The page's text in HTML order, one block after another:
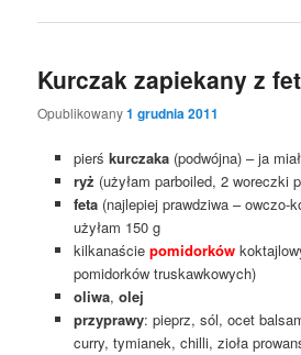
Kurczak zapiekany z
Opublikowany1 grudnia 2011
pierś kurczaka(podwójna) – ja
ryż (użyłam parboiled, 2 woreczki
feta(najlepiej prawdziwa – owczo-
użyłam 150 g
kilkanaście pomidorków
pomidorków truskawkowych)
oliwa, olej
przyprawy: pieprz, sól, ocet
curry, tymianek, chilli, zioła